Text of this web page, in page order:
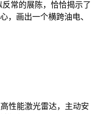
常的展陈，恰恰揭示了
，画出一个横跨油电、
性能激光雷达，主动安